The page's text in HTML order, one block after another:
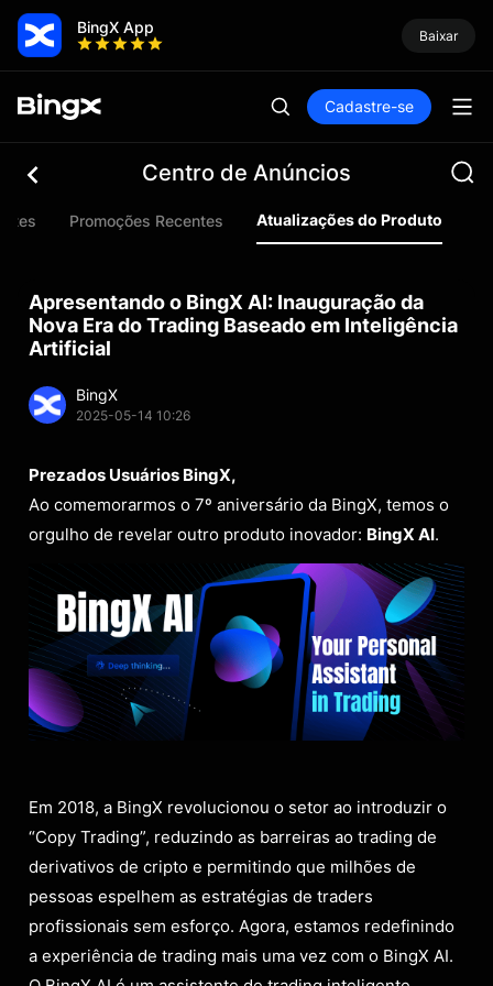
BingX App Baixar
Cadastre-se
Centro de Anúncios
Promoções Recentes Atualizações do Produto
Apresentando o BingX AI: Inauguração da
Nova Era do Trading Baseado em Inteligência
Artificial
BingX
2025-05-14 10:26
Prezados Usuários BingX,
Ao comemorarmos o 7º aniversário da BingX, temos o
orgulho de revelar outro produto inovador: BingX AI.
Em 2018, a BingX revolucionou o setor ao introduzir o
“Copy Trading”, reduzindo as barreiras ao trading de
derivativos de cripto e permitindo que milhões de
pessoas espelhem as estratégias de traders
profissionais sem esforço. Agora, estamos redefinindo
a experiência de trading mais uma vez com o BingX AI.